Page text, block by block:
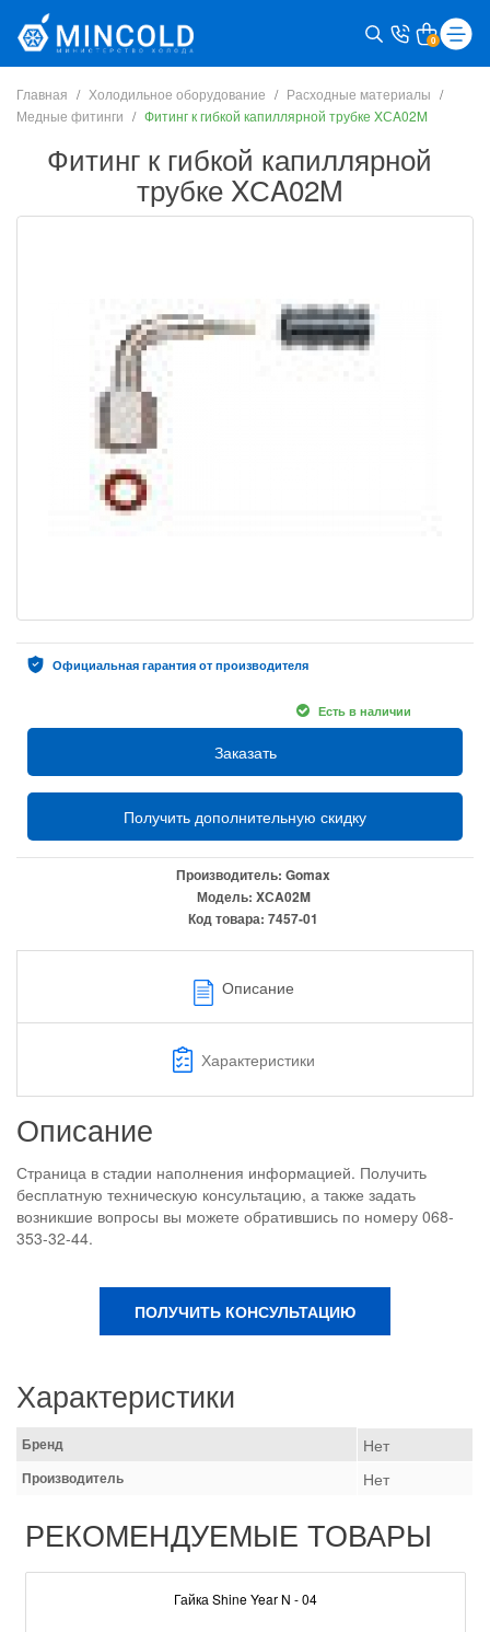
0
Главная Холодильное оборудование
Расходные материалы
Медные фитинги
Фитинг к гибкой капиллярной трубке XСA02M
Фитинг к гибкой капиллярной
трубке XСA02M
Официальная гарантия от производителя
Есть в наличии
Заказать
Получить дополнительную скидку
Производитель: Gomax
Модель: XСA02M
Код товара: 7457-01
Описание
Характеристики
Описание
Страница в стадии наполнения информацией. Получить
бесплатную техническую консультацию, а также задать
возникшие вопросы вы можете обратившись по номеру 068-
353-32-44.
ПОЛУЧИТЬ КОНСУЛЬТАЦИЮ
Характеристики
Бренд Нет
Производитель Нет
РЕКОМЕНДУЕМЫЕ ТОВАРЫ
Гайка Shine Year N - 04